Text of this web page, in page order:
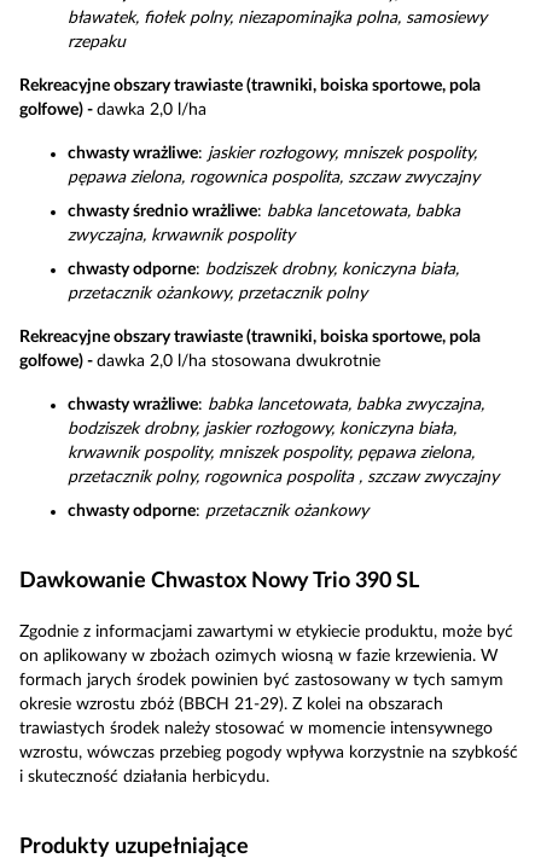
bławatek, fiołek polny, niezapominajka polna, samosiewy
rzepaku
Rekreacyjne obszary trawiaste (trawniki, boiska sportowe, pola
golfowe) - dawka 2,0 l/ha
chwasty wrażliwe: jaskier rozłogowy, mniszek pospolity,
pępawa zielona, rogownica pospolita, szczaw zwyczajny
chwasty średnio wrażliwe: babka lancetowata, babka
zwyczajna, krwawnik pospolity
chwasty odporne: bodziszek drobny, koniczyna biała,
przetacznik ożankowy, przetacznik polny
Rekreacyjne obszary trawiaste (trawniki, boiska sportowe, pola
golfowe) - dawka 2,0 l/ha stosowana dwukrotnie
chwasty wrażliwe: babka lancetowata, babka zwyczajna,
bodziszek drobny, jaskier rozłogowy, koniczyna biała,
krwawnik pospolity, mniszek pospolity, pępawa zielona,
przetacznik polny, rogownica pospolita , szczaw zwyczajny
chwasty odporne: przetacznik ożankowy
Dawkowanie Chwastox Nowy Trio 390 SL
Zgodnie z informacjami zawartymi w etykiecie produktu, może być
on aplikowany w zbożach ozimych wiosną w fazie krzewienia. W
formach jarych środek powinien być zastosowany w tych samym
okresie wzrostu zbóż (BBCH 21-29). Z kolei na obszarach
trawiastych środek należy stosować w momencie intensywnego
wzrostu, wówczas przebieg pogody wpływa korzystnie na szybkość
i skuteczność działania herbicydu.
Produkty uzupełniające